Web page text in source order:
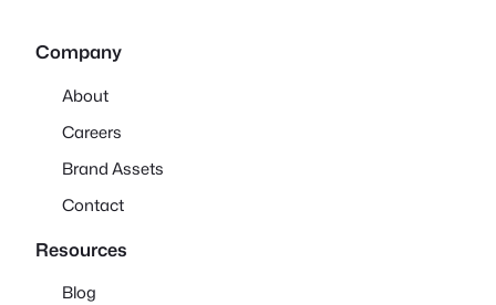
Company
About
Careers
Brand Assets
Contact
Resources
Blog